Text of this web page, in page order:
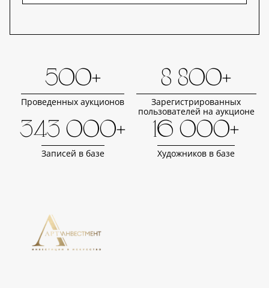
500+
Проведенных аукционов
8 800+
Зарегистрированных
пользователей на аукционе
343 000+
Записей в базе
16 000+
Художников в базе